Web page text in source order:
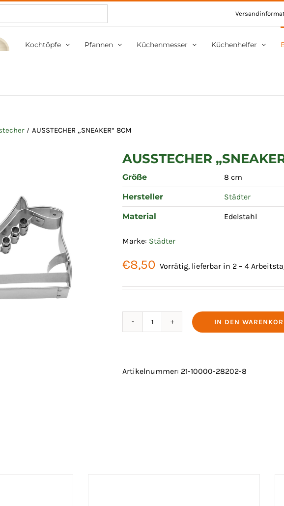
Kochtöpfe Pfannen Küchenmesser Küchenhelfer
AUSSTECHER „SNEAKER“ 8CM
AUSSTECHER
Größe 8 cm
Hersteller Städter
Material Edelstahl
Marke: Städter
€8,50 Vorrätig, lieferbar in 2 – 4
AUSSTECHER
Menge
IN DEN
Artikelnummer: 21-10000-28202-8